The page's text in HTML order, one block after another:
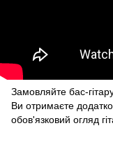
Замовляйте бас-
Ви отримаєте
обов'язковий огляд